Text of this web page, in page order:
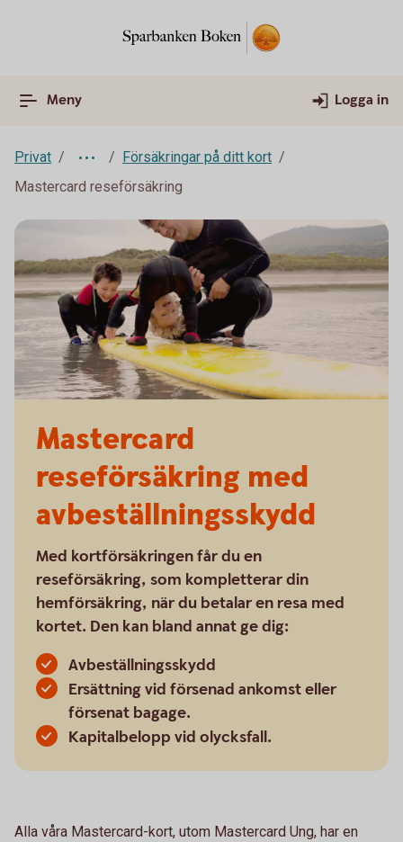
Meny Logga in
Privat
Försäkringar på ditt kort
Mastercard reseförsäkring
Mastercard
reseförsäkring med
avbeställningsskydd
Med kortförsäkringen får du en
reseförsäkring, som kompletterar din
hemförsäkring, när du betalar en resa med
kortet. Den kan bland annat ge dig:
Avbeställningsskydd
Ersättning vid försenad ankomst eller
försenat bagage.
Kapitalbelopp vid olycksfall.
Alla våra Mastercard-kort, utom Mastercard Ung, har en